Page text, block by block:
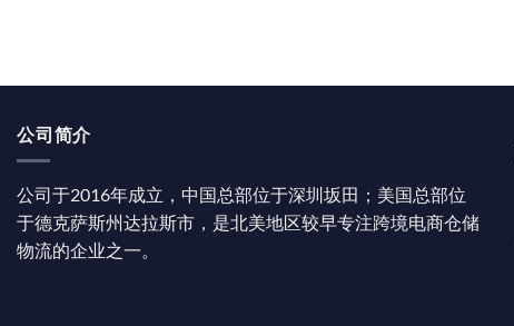
公司简介
公司于2016年成立，中国总部位于深圳坂田；美国总部位
于德克萨斯州达拉斯市，是北美地区较早专注跨境电商仓储
物流的企业之一。